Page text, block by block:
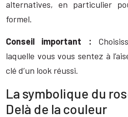
alternatives, en particulier
formel.
Conseil important :
laquelle vous vous sentez à
clé d’un look réussi.
La symbolique du
Delà de la couleur